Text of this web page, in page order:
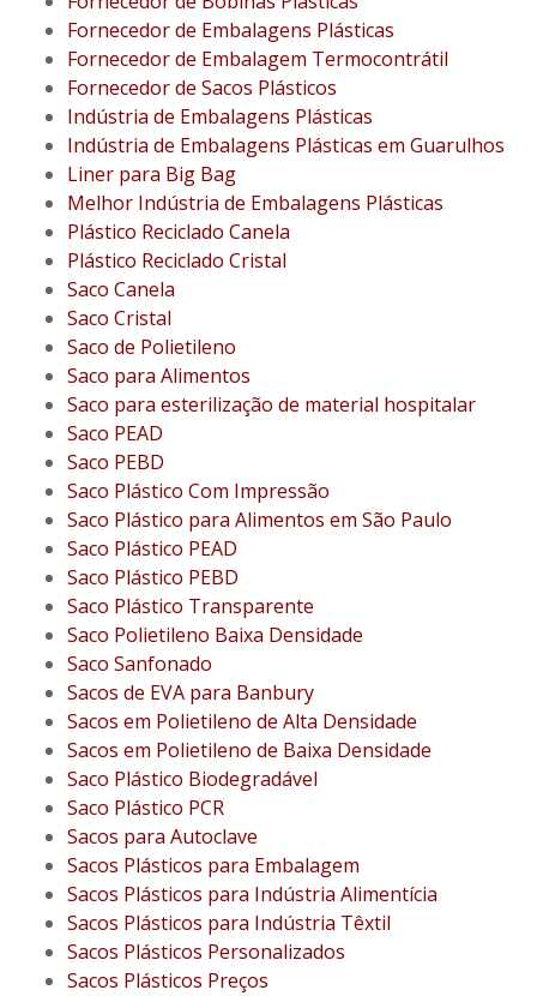
Fornecedor de Embalagens Plásticas
Fornecedor de Embalagem Termocontrátil
Fornecedor de Sacos Plásticos
Indústria de Embalagens Plásticas
Indústria de Embalagens Plásticas em Guarulhos
Liner para Big Bag
Melhor Indústria de Embalagens Plásticas
Plástico Reciclado Canela
Plástico Reciclado Cristal
Saco Canela
Saco Cristal
Saco de Polietileno
Saco para Alimentos
Saco para esterilização de material hospitalar
Saco PEAD
Saco PEBD
Saco Plástico Com Impressão
Saco Plástico para Alimentos em São Paulo
Saco Plástico PEAD
Saco Plástico PEBD
Saco Plástico Transparente
Saco Polietileno Baixa Densidade
Saco Sanfonado
Sacos de EVA para Banbury
Sacos em Polietileno de Alta Densidade
Sacos em Polietileno de Baixa Densidade
Saco Plástico Biodegradável
Saco Plástico PCR
Sacos para Autoclave
Sacos Plásticos para Embalagem
Sacos Plásticos para Indústria Alimentícia
Sacos Plásticos para Indústria Têxtil
Sacos Plásticos Personalizados
Sacos Plásticos Preços